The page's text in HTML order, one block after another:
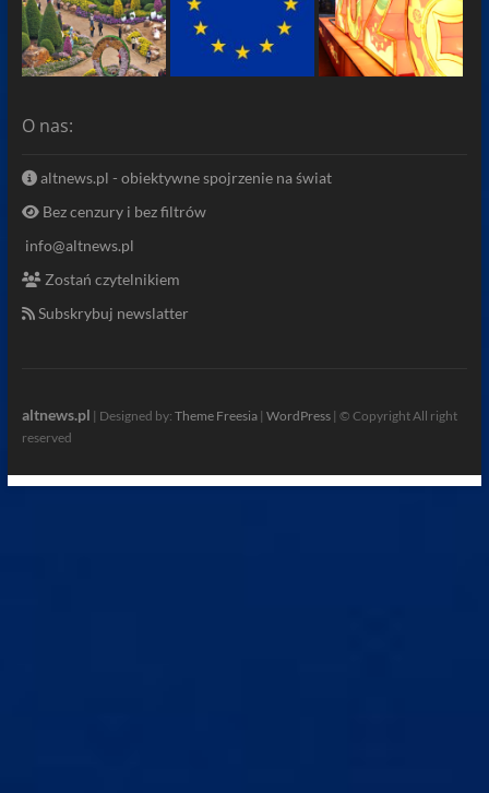
O nas:
altnews.pl - obiektywne spojrzenie na świat
Bez cenzury i bez filtrów
info@altnews.pl
Zostań czytelnikiem
Subskrybuj newslatter
altnews.pl | Designed by: Theme Freesia| WordPress| © Copyright All right
reserved